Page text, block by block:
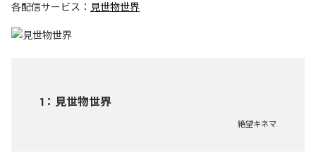
各配信サービス： 見世物世界
1 ： 見世物世界
絶望キネマ